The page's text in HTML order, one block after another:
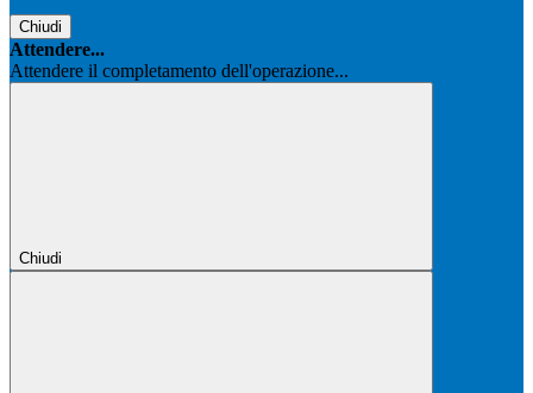
Chiudi
Attendere...
Attendere il completamento dell'operazione...
Chiudi